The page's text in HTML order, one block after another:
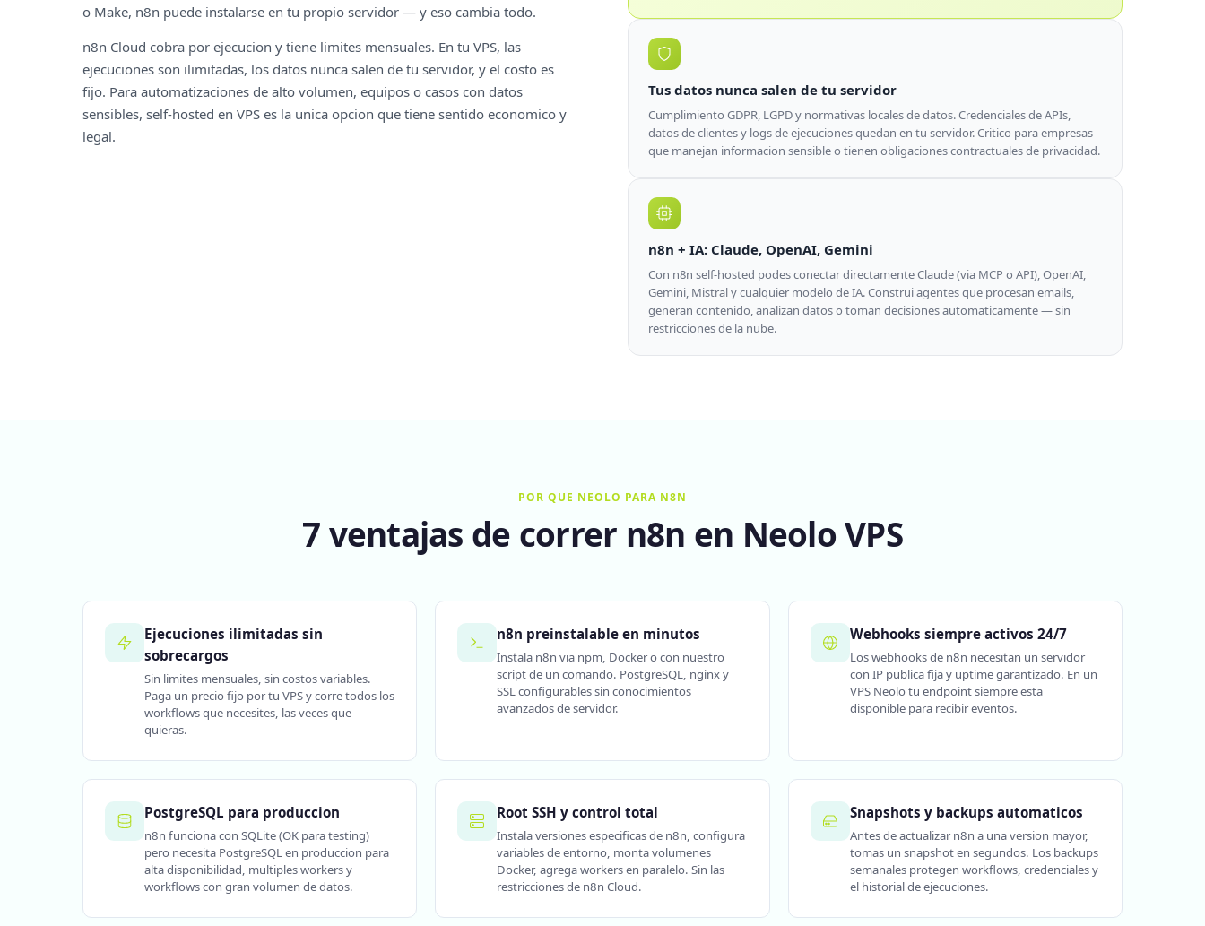
o Make, n8n puede instalarse en tu propio servidor — y eso cambia todo.
n8n Cloud cobra por ejecucion y tiene limites mensuales. En tu VPS, las
ejecuciones son ilimitadas, los datos nunca salen de tu servidor, y el costo es
fijo. Para automatizaciones de alto volumen, equipos o casos con datos
sensibles, self-hosted en VPS es la unica opcion que tiene sentido economico y
legal.
Tus datos nunca salen de tu servidor
Cumplimiento GDPR, LGPD y normativas locales de datos. Credenciales de APIs,
datos de clientes y logs de ejecuciones quedan en tu servidor. Critico para empresas
que manejan informacion sensible o tienen obligaciones contractuales de privacidad.
n8n + IA: Claude, OpenAI, Gemini
Con n8n self-hosted podes conectar directamente Claude (via MCP o API), OpenAI,
Gemini, Mistral y cualquier modelo de IA. Construi agentes que procesan emails,
generan contenido, analizan datos o toman decisiones automaticamente — sin
restricciones de la nube.
POR QUE NEOLO PARA N8N
7 ventajas de correr n8n en Neolo VPS
Ejecuciones ilimitadas sin
sobrecargos
Sin limites mensuales, sin costos variables.
Paga un precio fijo por tu VPS y corre todos los
workflows que necesites, las veces que
quieras.
n8n preinstalable en minutos
Instala n8n via npm, Docker o con nuestro
script de un comando. PostgreSQL, nginx y
SSL configurables sin conocimientos
avanzados de servidor.
Webhooks siempre activos 24/7
Los webhooks de n8n necesitan un servidor
con IP publica fija y uptime garantizado. En un
VPS Neolo tu endpoint siempre esta
disponible para recibir eventos.
PostgreSQL para produccion
n8n funciona con SQLite (OK para testing)
pero necesita PostgreSQL en produccion para
alta disponibilidad, multiples workers y
workflows con gran volumen de datos.
Root SSH y control total
Instala versiones especificas de n8n, configura
variables de entorno, monta volumenes
Docker, agrega workers en paralelo. Sin las
restricciones de n8n Cloud.
Snapshots y backups automaticos
Antes de actualizar n8n a una version mayor,
tomas un snapshot en segundos. Los backups
semanales protegen workflows, credenciales y
el historial de ejecuciones.